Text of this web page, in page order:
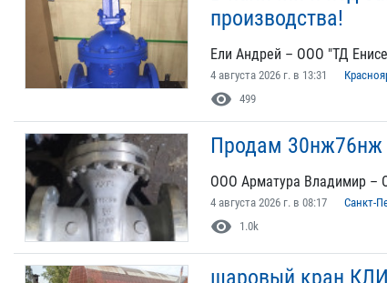
производства!
Ели Андрей – ООО "ТД
4 августа 2026 г. в 13:31
visibility 499
Продам
ООО Арматура Владимир –
4 августа 2026 г. в 08:17 Санкт-
visibility 1.0k
шаровый кран